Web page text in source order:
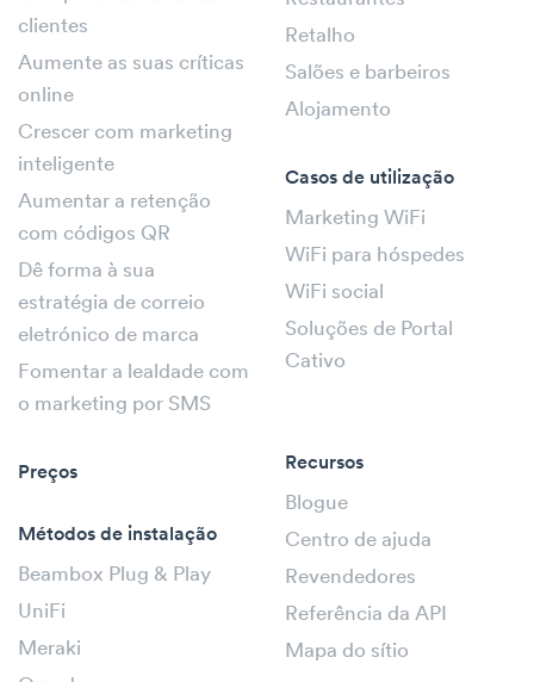
clientes
Aumente as suas críticas
online
Crescer com marketing
inteligente
Aumentar a retenção
com códigos QR
Dê forma à sua
estratégia de correio
eletrónico de marca
Fomentar a lealdade com
o marketing por SMS
Preços
Métodos de instalação
Beambox Plug & Play
UniFi
Meraki
Retalho
Salões e barbeiros
Alojamento
Casos de utilização
Marketing WiFi
WiFi para hóspedes
WiFi social
Soluções de Portal
Cativo
Recursos
Blogue
Centro de ajuda
Revendedores
Referência da API
Mapa do sítio